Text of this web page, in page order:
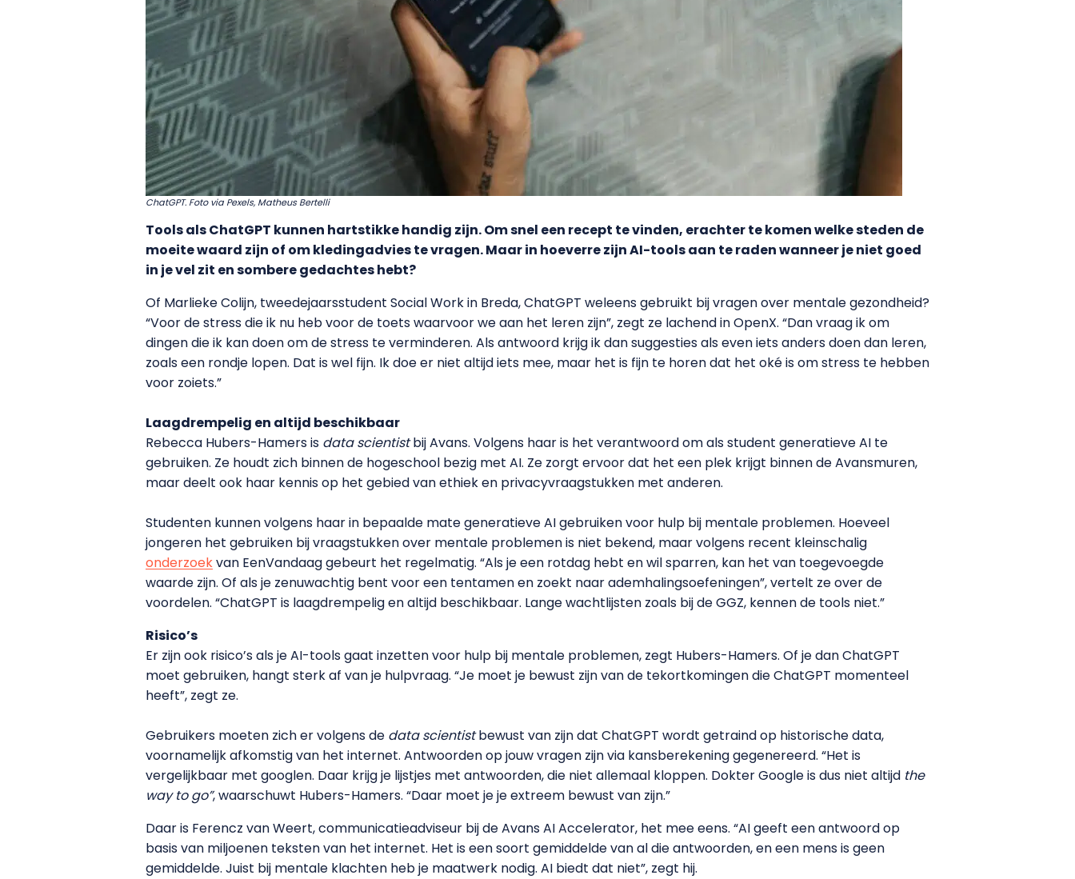
ChatGPT. Foto via Pexels, Matheus Bertelli
Tools als ChatGPT kunnen hartstikke handig zijn. Om snel een recept te vinden, erachter te komen welke steden de
moeite waard zijn of om kledingadvies te vragen. Maar in hoeverre zijn AI-tools aan te raden wanneer je niet goed
in je vel zit en sombere gedachtes hebt?
Of Marlieke Colijn, tweedejaarsstudent Social Work in Breda, ChatGPT weleens gebruikt bij vragen over mentale gezondheid?
“Voor de stress die ik nu heb voor de toets waarvoor we aan het leren zijn”, zegt ze lachend in OpenX. “Dan vraag ik om
dingen die ik kan doen om de stress te verminderen. Als antwoord krijg ik dan suggesties als even iets anders doen dan leren,
zoals een rondje lopen. Dat is wel fijn. Ik doe er niet altijd iets mee, maar het is fijn te horen dat het oké is om stress te hebben
voor zoiets.”
Laagdrempelig en altijd beschikbaar
Rebecca Hubers-Hamers is data scientistbij Avans. Volgens haar is het verantwoord om als student generatieve AI te
gebruiken. Ze houdt zich binnen de hogeschool bezig met AI. Ze zorgt ervoor dat het een plek krijgt binnen de Avansmuren,
maar deelt ook haar kennis op het gebied van ethiek en privacyvraagstukken met anderen.
Studenten kunnen volgens haar in bepaalde mate generatieve AI gebruiken voor hulp bij mentale problemen. Hoeveel
jongeren het gebruiken bij vraagstukken over mentale problemen is niet bekend, maar volgens recent kleinschalig
onderzoekvan EenVandaag gebeurt het regelmatig. “Als je een rotdag hebt en wil sparren, kan het van toegevoegde
waarde zijn. Of als je zenuwachtig bent voor een tentamen en zoekt naar ademhalingsoefeningen”, vertelt ze over de
voordelen. “ChatGPT is laagdrempelig en altijd beschikbaar. Lange wachtlijsten zoals bij de GGZ, kennen de tools niet.”
Risico’s
Er zijn ook risico’s als je AI-tools gaat inzetten voor hulp bij mentale problemen, zegt Hubers-Hamers. Of je dan ChatGPT
moet gebruiken, hangt sterk af van je hulpvraag. “Je moet je bewust zijn van de tekortkomingen die ChatGPT momenteel
heeft”, zegt ze.
Gebruikers moeten zich er volgens de data scientistbewust van zijn dat ChatGPT wordt getraind op historische data,
voornamelijk afkomstig van het internet. Antwoorden op jouw vragen zijn via kansberekening gegenereerd. “Het is
vergelijkbaar met googlen. Daar krijg je lijstjes met antwoorden, die niet allemaal kloppen. Dokter Google is dus niet altijd the
way to go”, waarschuwt Hubers-Hamers. “Daar moet je je extreem bewust van zijn.”
Daar is Ferencz van Weert, communicatieadviseur bij de Avans AI Accelerator, het mee eens. “AI geeft een antwoord op
basis van miljoenen teksten van het internet. Het is een soort gemiddelde van al die antwoorden, en een mens is geen
gemiddelde. Juist bij mentale klachten heb je maatwerk nodig. AI biedt dat niet”, zegt hij.